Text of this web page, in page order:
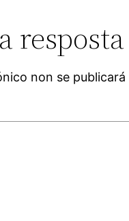
resposta
non se publicará